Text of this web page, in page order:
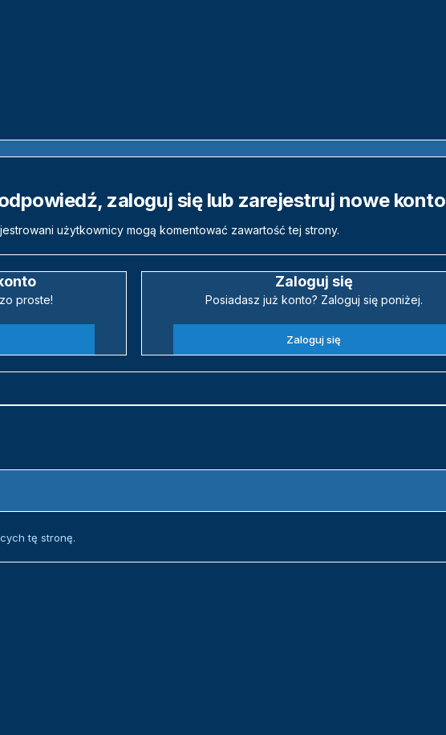
zaloguj się lub zarejestruj nowe konto
użytkownicy mogą komentować zawartość tej strony.
proste!
Zaloguj się
Posiadasz już konto? Zaloguj się poniżej.
Zaloguj się
tę stronę.